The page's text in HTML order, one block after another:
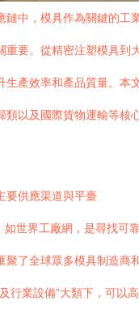
鏈中，模具作為關鍵的工
重要。從精密注塑模具到
生產效率和產品質量。本
類以及國際貨物運輸等核
要供應渠道與平臺
如世界工廠網，是尋找可
聚了全球眾多模具制造商
行業設備”大類下，可以